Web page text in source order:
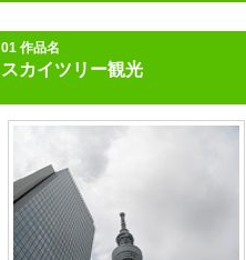
01 作品名
スカイツリー観光